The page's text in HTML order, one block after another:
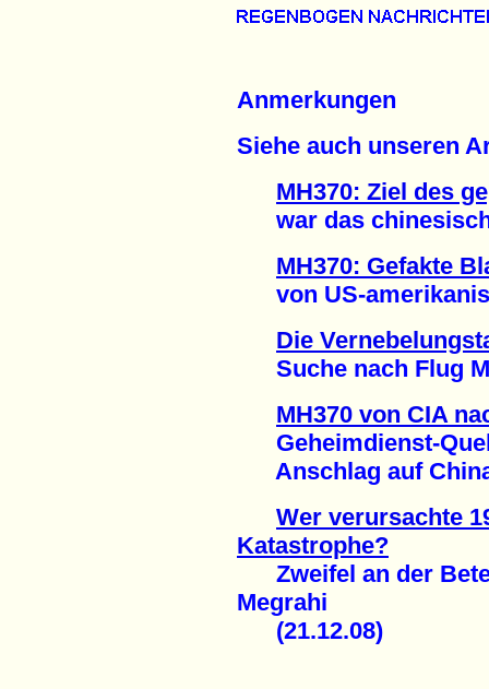
Anmerkungen
Siehe auch unseren
MH370: Ziel des
war das
MH370: Gefakte
von US-
Die
Suche nach Flug
MH370 von CIA
Geheimdienst-
Anschlag auf China
Wer verursachte
Katastrophe?
Zweifel an der
Megrahi
(21.12.08)